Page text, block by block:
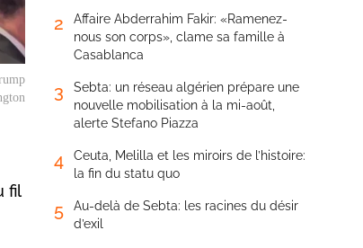
fil
2
Affaire Abderrahim Fakir: «Ramenez-
nous son corps», clame sa famille à
Casablanca
3
Sebta: un réseau algérien prépare une
nouvelle mobilisation à la mi-août,
alerte Stefano Piazza
4
Ceuta, Melilla et les miroirs de l’histoire:
la fin du statu quo
5
Au-delà de Sebta: les racines du désir
d’exil